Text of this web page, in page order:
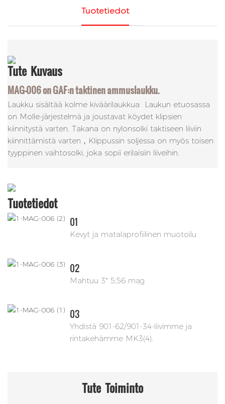
Tuotetiedot
Tute Kuvaus
MAG-006 on GAF:n taktinen ammuslaukku.
Laukku sisältää kolme kiväärilaukkua Laukun etuosassa
on Molle-järjestelmä ja joustavat köydet klipsien
kiinnitystä varten. Takana on nylonsolki taktiseen liiviin
kiinnittämistä varten，Klippussin soljessa on myös toisen
tyyppinen vaihtosolki, joka sopii erilaisiin liiveihin.
Tuotetiedot
01
Kevyt ja matalaprofiilinen muotoilu
02
Mahtuu 3* 5,56 mag
03
Yhdistä 901-62/901-34-liivimme ja
rintakehämme MK3(4).
Tute Toiminto